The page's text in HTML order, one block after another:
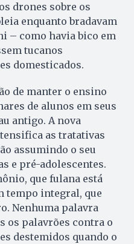
drones sobre os
enquanto bradavam
– como havia bico em
tucanos
domesticados.
de manter o ensino
de alunos em seus
antigo. A nova
as tratativas
assumindo o seu
e pré-adolescentes.
que fulana está
tempo integral, que
Nenhuma palavra
os palavrões contra o
destemidos quando o